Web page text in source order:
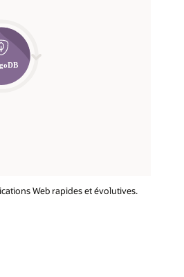
Web rapides et évolutives.